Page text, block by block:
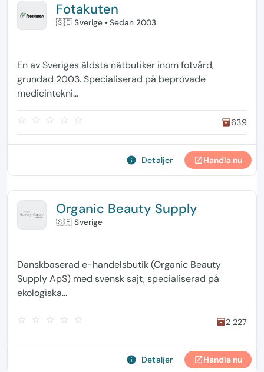
Fotakuten
🇸🇪 Sverige • Sedan 2003
En av Sveriges äldsta nätbutiker inom fotvård,
grundad 2003. Specialiserad på beprövade
medicintekni...
star_border star_border star_border star_border star_border inventory639
info Detaljer open_in_newHandla nu
Organic Beauty Supply
🇸🇪 Sverige
Danskbaserad e-handelsbutik (Organic Beauty
Supply ApS) med svensk sajt, specialiserad på
ekologiska...
star_border star_border star_border star_border star_border inventory2 227
info Detaljer open_in_newHandla nu